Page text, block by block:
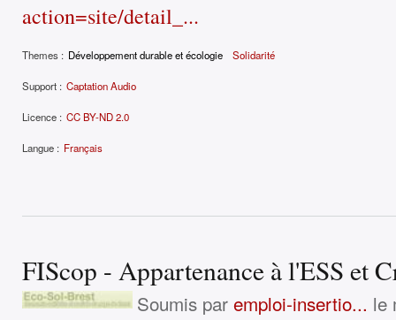
action=site/detail_...
Themes : Développement durable et écologie Solidarité
Support : Captation Audio
Licence : CC BY-ND 2.0
Langue : Français
FIScop - Appartenance à l'ESS et
Soumis par emploi-insertio... le